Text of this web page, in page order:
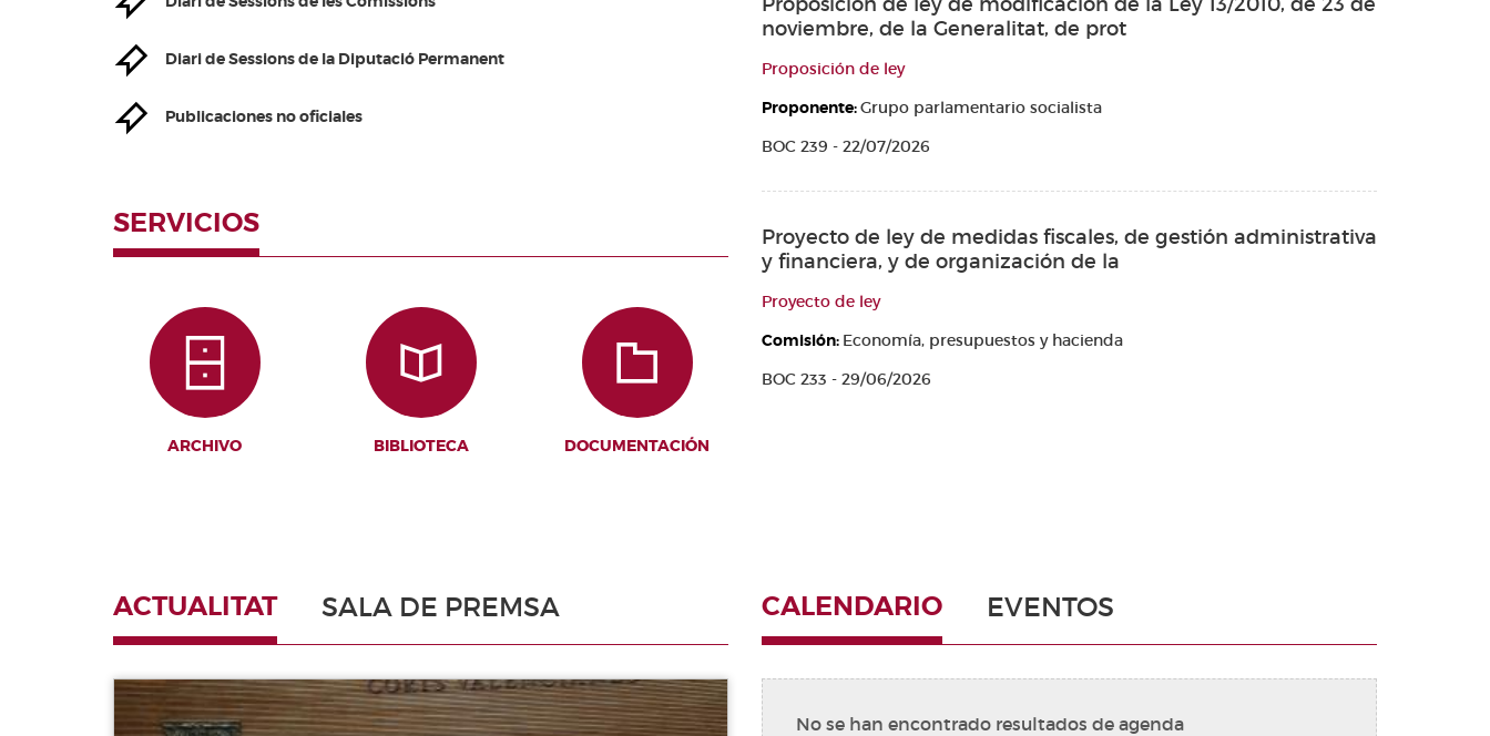
Cortes
Otras
Diari de Sessions de la Diputació Permanent
Publicaciones no oficiales
noviembre, de la Generalitat, de prot
Proposición de ley
Proponente:Grupo parlamentario socialista
BOC 239 - 22/07/2026
Proyecto de ley de medidas fiscales, de gestión administrativa
y financiera, y de organización de la
Proyecto de ley
Comisión: Economía, presupuestos y hacienda
BOC 233 - 29/06/2026
SERVICIOS
ARCHIVO BIBLIOTECA DOCUMENTACIÓN
ACTUALITAT SALA DE PREMSA CALENDARIO EVENTOS
No se han encontrado resultados de agenda